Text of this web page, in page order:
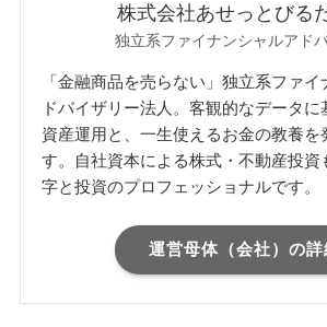
株式会社あせっとびる
独立系ファイナンシャルアド
「金融商品を売らない」独立系ファ
ドバイザリー法人。客観的なデータに
資産運用と、一生使えるお金の教養を
す。自社資本による株式・不動産投資
字と投資のプロフェッショナルです。
運営母体（会社）の詳